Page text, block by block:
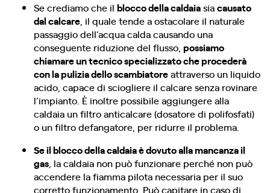
Se crediamo che il blocco della caldaiasiacausato
dal calcare , il quale tende a ostacolare il naturale
passaggio dell’acqua calda causando una
conseguente riduzione del flusso, possiamo
chiamare un tecnico specializzato che procederà
con la pulizia dello scambiatoreattraverso un liquido
acido, capace di sciogliere il calcare senza rovinare
l’impianto. È inoltre possibile aggiungere alla
caldaia un filtro anticalcare (dosatore di polifosfati)
o un filtro defangatore, per ridurre il problema.
Se il blocco della caldaia è dovuto alla mancanza il
gas , la caldaia non può funzionare perché non può
accendere la fiamma pilota necessaria per il suo
corretto funzionamento. Può capitare in caso di